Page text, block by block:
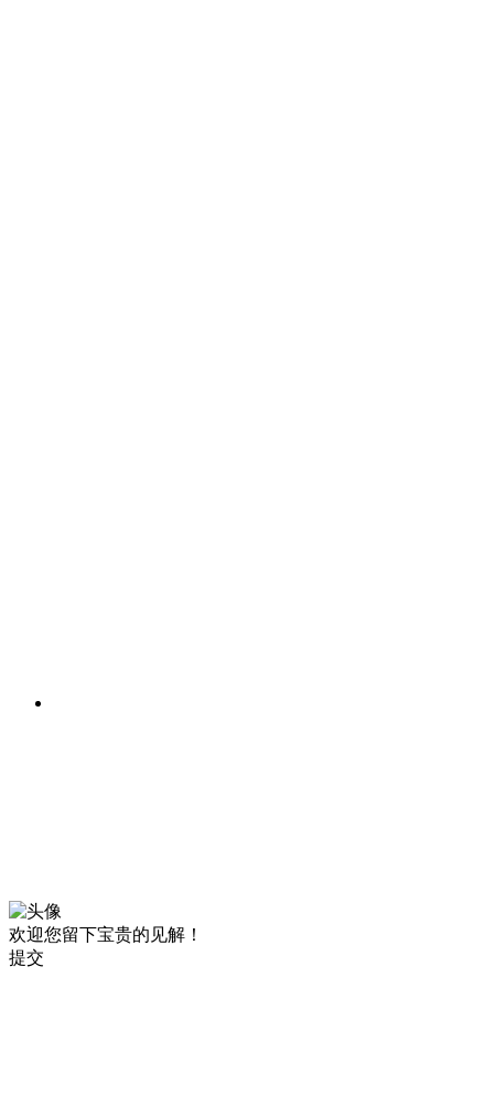
欢迎您留下宝贵的见解！
提交